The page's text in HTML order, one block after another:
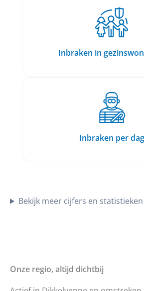
Inbraken in
Inbraken per dag
Bekijk meer cijfers en statistieken
Onze regio, altijd dichtbij